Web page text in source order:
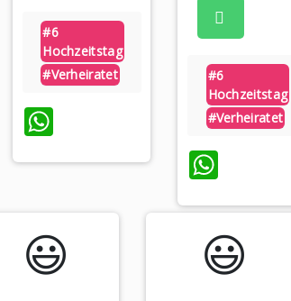
#6
Hochzeitstag
#verheiratet
WhatsApp
#6
Hochzeitstag
#verheiratet
😃️ 😃️